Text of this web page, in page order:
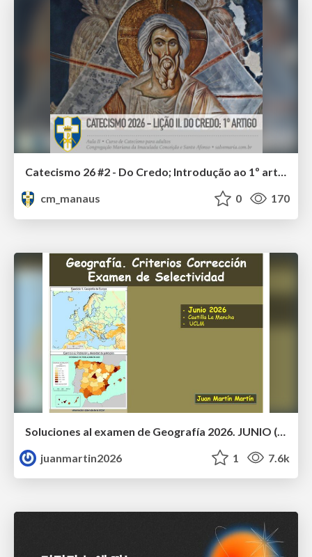
Catecismo 26 #2 - Do Credo; Introdução ao 1º artigo
cm_manaus
0 170
juanmartin2026
1 7.6k